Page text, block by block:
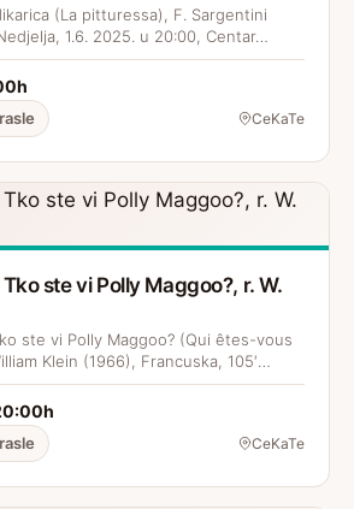
(La pitturessa), F. Sargentini
1.6. 2025. u 20:00, Centar…
CeKaTe
ste vi Polly Maggoo?, r. W.
ste vi Polly Maggoo? (Qui êtes-vous
Klein (1966), Francuska, 105′…
CeKaTe